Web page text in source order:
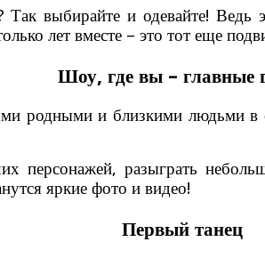
Так выбирайте и одевайте!
лет вместе – это тот еще
Шоу, где вы – главные
родными и близкими
персонажей, разыграть
яркие фото и видео!
Первый танец